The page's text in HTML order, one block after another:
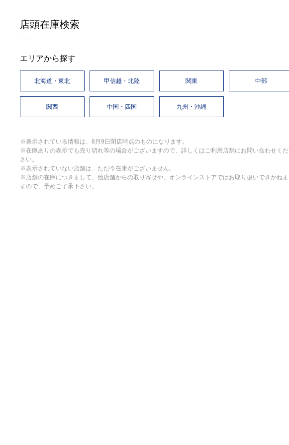
店頭在庫検索
エリアから探す
北海道・東北 甲信越・北陸 関東 中部
関西 中国・四国 九州・沖縄
※表示されている情報は、8月9日閉店時点のものになります。
※在庫ありの表示でも売り切れ等の場合がございますので、詳しくはご利用店舗にお問い合わせくだ
さい。
※表示されていない店舗は、ただ今在庫がございません。
※店舗の在庫につきまして、他店舗からの取り寄せや、オンラインストアではお取り扱いできかねま
すので、予めご了承下さい。